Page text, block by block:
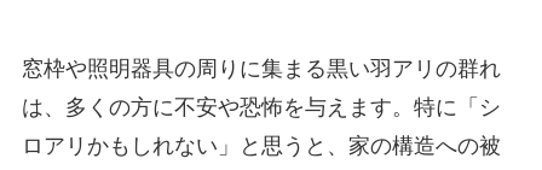
窓枠や照明器具の周りに集まる黒い羽アリの群れ
は、多くの方に不安や恐怖を与えます。特に「シ
ロアリかもしれない」と思うと、家の構造への被